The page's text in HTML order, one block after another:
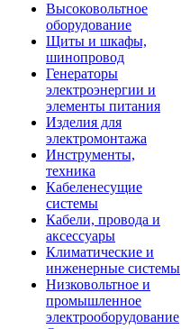
Высоковольтное
оборудование
Щиты и шкафы,
шинопровод
Генераторы
электроэнергии и
элементы питания
Изделия для
электромонтажа
Инструменты,
техника
Кабеленесущие
системы
Кабели, провода и
аксессуары
Климатические и
инженерные системы
Низковольтное и
промышленное
электрооборудование